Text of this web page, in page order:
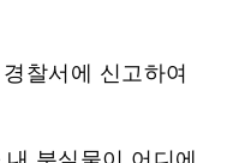
찰서에 신고하여